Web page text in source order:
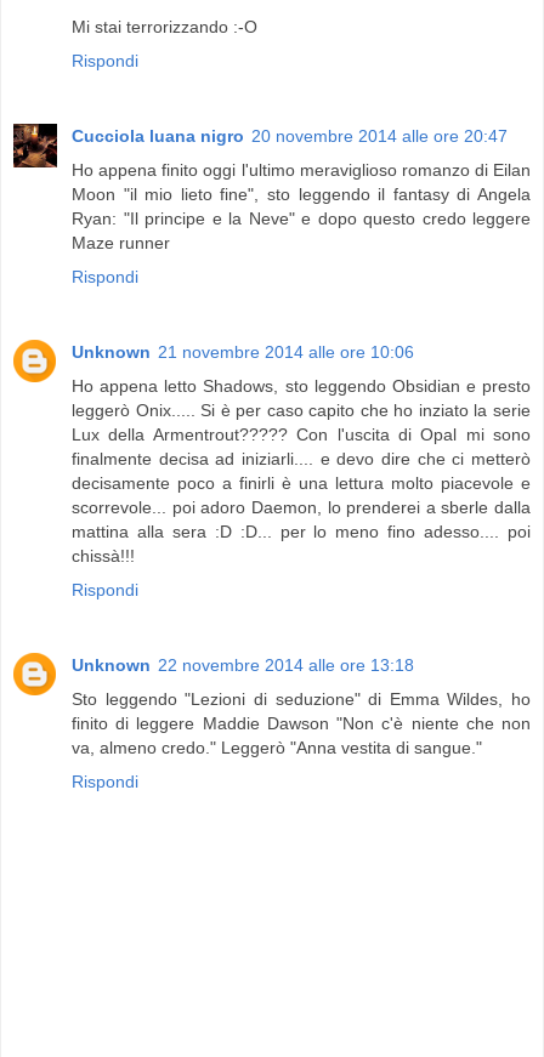
Mi stai terrorizzando :-O
Rispondi
Cucciola luana nigro 20 novembre 2014 alle ore 20:47
Ho appena finito oggi l'ultimo meraviglioso romanzo di Eilan
Moon "il mio lieto fine", sto leggendo il fantasy di Angela
Ryan: "Il principe e la Neve" e dopo questo credo leggere
Maze runner
Rispondi
Unknown 21 novembre 2014 alle ore 10:06
Ho appena letto Shadows, sto leggendo Obsidian e presto
leggerò Onix..... Si è per caso capito che ho inziato la serie
Lux della Armentrout????? Con l'uscita di Opal mi sono
finalmente decisa ad iniziarli.... e devo dire che ci metterò
decisamente poco a finirli è una lettura molto piacevole e
scorrevole... poi adoro Daemon, lo prenderei a sberle dalla
mattina alla sera :D :D... per lo meno fino adesso.... poi
chissà!!!
Rispondi
Unknown 22 novembre 2014 alle ore 13:18
Sto leggendo "Lezioni di seduzione" di Emma Wildes, ho
finito di leggere Maddie Dawson "Non c'è niente che non
va, almeno credo." Leggerò "Anna vestita di sangue."
Rispondi